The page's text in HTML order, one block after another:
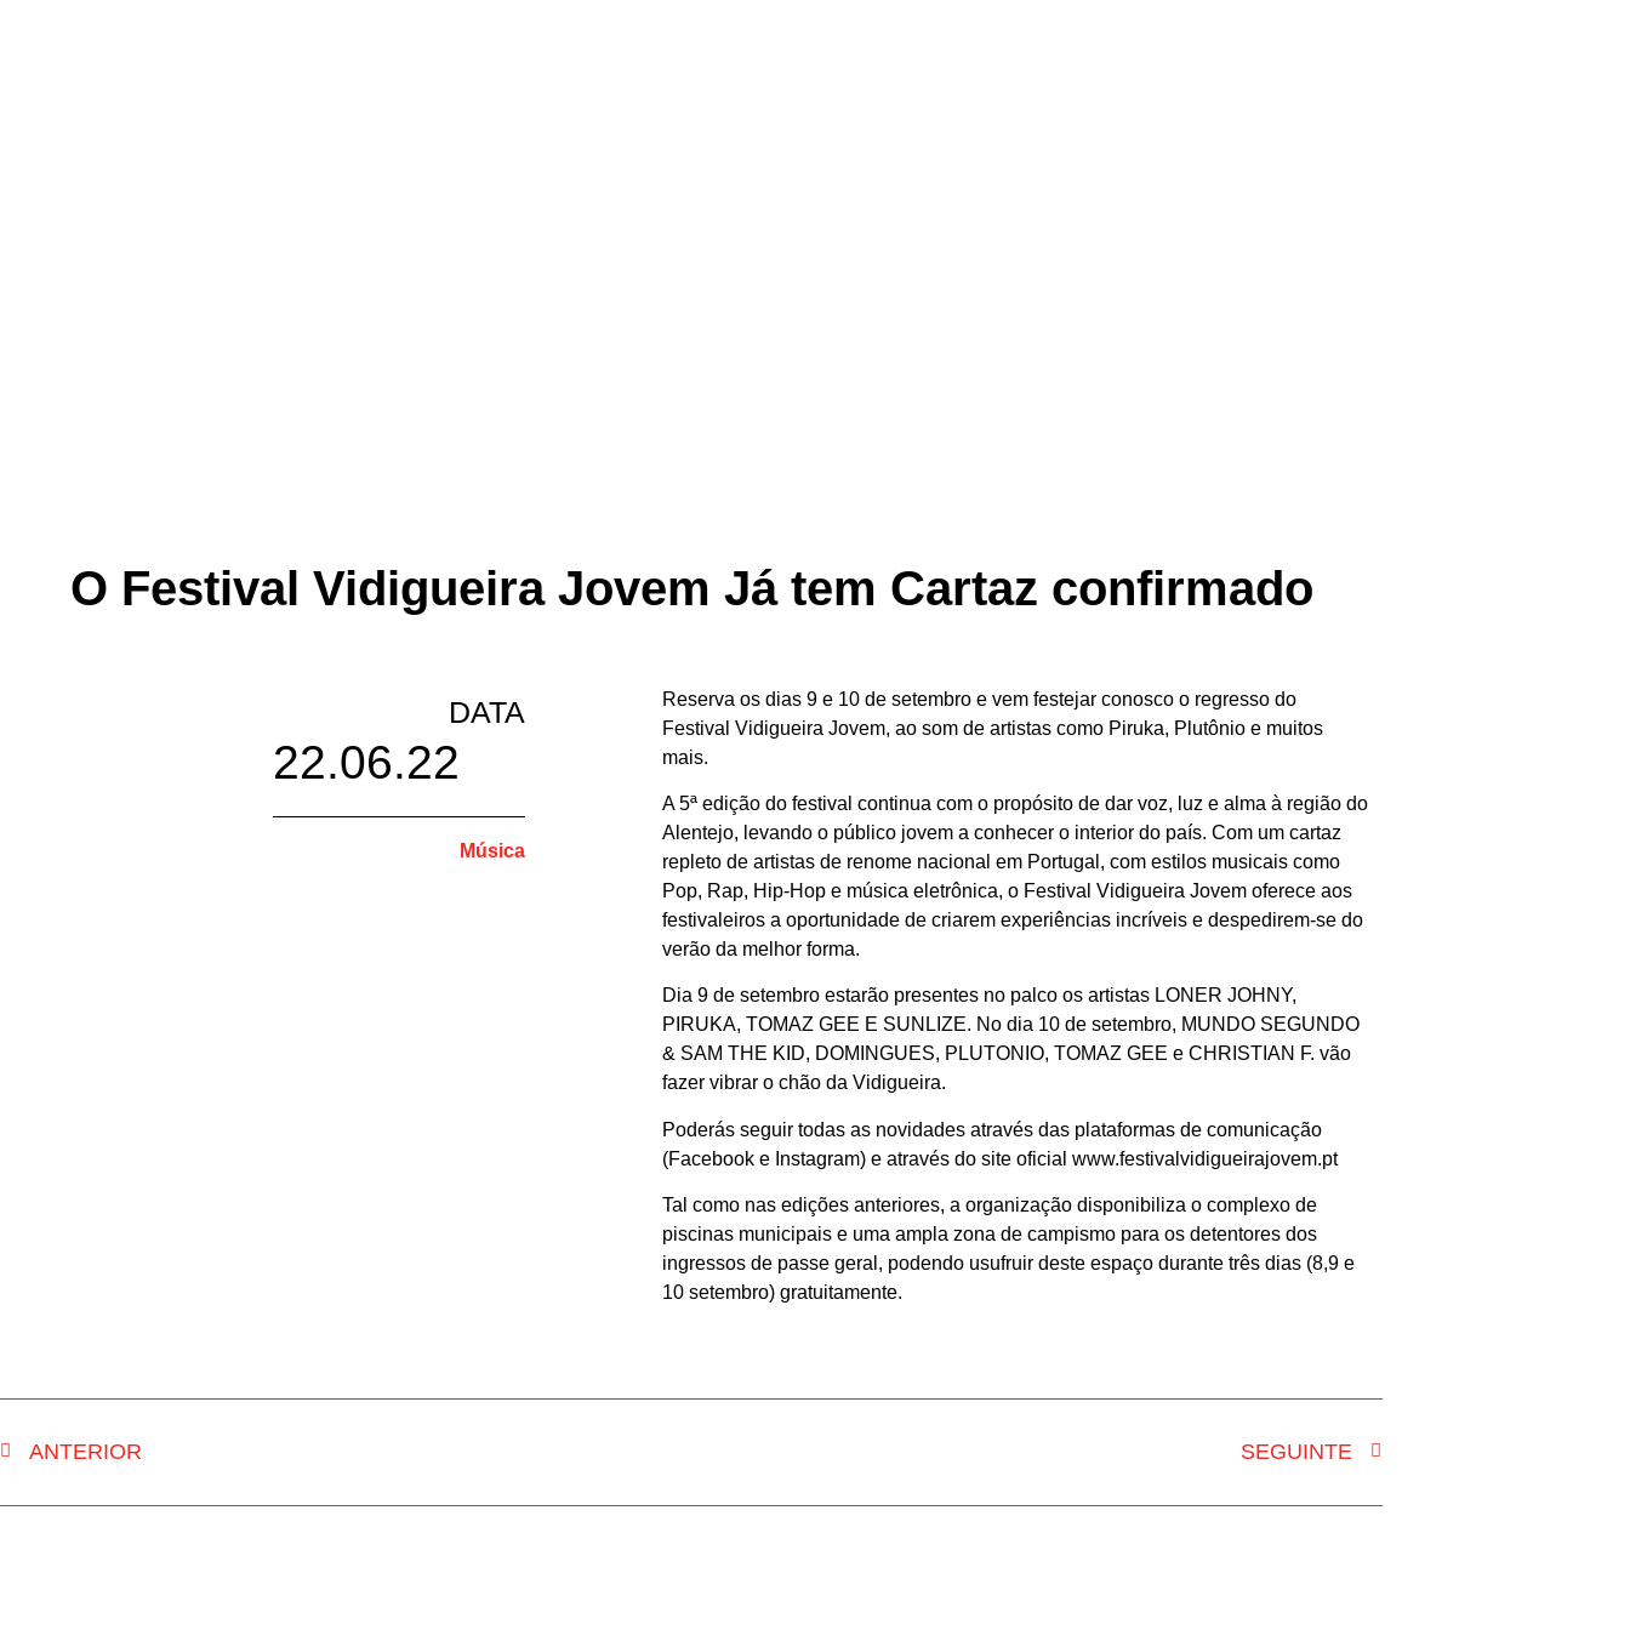
O Festival Vidigueira Jovem Já tem Cartaz confirmado
DATA
22.06.22
Música
Reserva os dias 9 e 10 de setembro e vem festejar conosco o regresso do
Festival Vidigueira Jovem, ao som de artistas como Piruka, Plutônio e muitos
mais.
A 5ª edição do festival continua com o propósito de dar voz, luz e alma à região do
Alentejo, levando o público jovem a conhecer o interior do país. Com um cartaz
repleto de artistas de renome nacional em Portugal, com estilos musicais como
Pop, Rap, Hip-Hop e música eletrônica, o Festival Vidigueira Jovem oferece aos
festivaleiros a oportunidade de criarem experiências incríveis e despedirem-se do
verão da melhor forma.
Dia 9 de setembro estarão presentes no palco os artistas LONER JOHNY,
PIRUKA, TOMAZ GEE E SUNLIZE. No dia 10 de setembro, MUNDO SEGUNDO
& SAM THE KID, DOMINGUES, PLUTONIO, TOMAZ GEE e CHRISTIAN F. vão
fazer vibrar o chão da Vidigueira.
Poderás seguir todas as novidades através das plataformas de comunicação
(Facebook e Instagram) e através do site oficial www.festivalvidigueirajovem.pt
Tal como nas edições anteriores, a organização disponibiliza o complexo de
piscinas municipais e uma ampla zona de campismo para os detentores dos
ingressos de passe geral, podendo usufruir deste espaço durante três dias (8,9 e
10 setembro) gratuitamente.
ANTERIOR SEGUINTE